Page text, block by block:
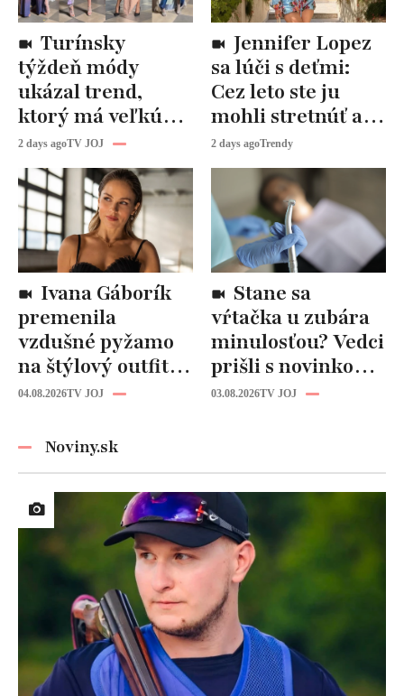
týždeň módy
ukázal trend,
ktorý má veľkú
budúcnosť: Počuli
ste už o tomto
materiáli?
2 days agoTV JOJ
sa lúči s deťmi:
Cez leto ste ju
mohli stretnúť aj
vy!
2 days agoTrendy
premenila
vzdušné pyžamo
na štýlový outfit:
Tento trik vás
horúčav
04.08.2026TV JOJ
vŕtačka u zubára
minulosťou? Vedci
prišli s novinkou,
ktorá by mohla
03.08.2026TV JOJ
Noviny.sk